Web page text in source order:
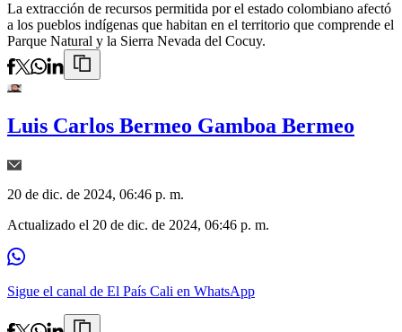
La extracción de recursos permitida por el estado colombiano afectó
a los pueblos indígenas que habitan en el territorio que comprende el
Parque Natural y la Sierra Nevada del Cocuy.
Luis Carlos Bermeo Gamboa Bermeo
20 de dic. de 2024, 06:46 p. m.
Actualizado el 20 de dic. de 2024, 06:46 p. m.
Sigue el canal de El País Cali en WhatsApp